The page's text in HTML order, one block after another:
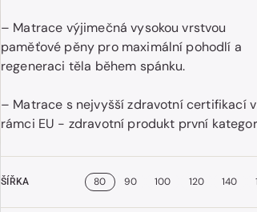
Otevřít
galerii.
– Matrace výjimečná vysokou vrstvou
paměťové pěny pro maximální pohodlí a
regeneraci těla během spánku.
– Matrace s nejvyšší zdravotní certifikací v
rámci EU - zdravotní produkt první
ŠÍŘKA 80 90 100 120 140